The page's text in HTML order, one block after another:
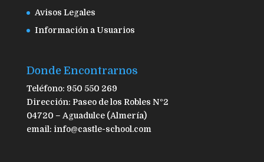
Avisos Legales
Información a Usuarios
Donde Encontrarnos
Teléfono: 950 550 269
Dirección: Paseo de los Robles Nº2
04720 – Aguadulce (Almería)
email: info@castle-school.com